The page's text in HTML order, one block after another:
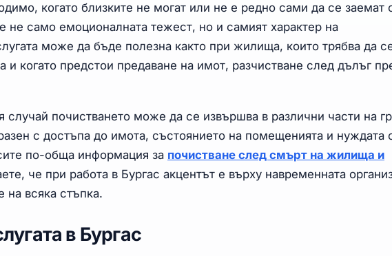
когато близките не могат или не е редно сами да се заемат
не само емоционалната тежест, но и самият характер на
може да бъде полезна както при жилища, които трябва да
и когато предстои предаване на имот, разчистване след дълъг
случай почистването може да се извършва в различни части на
с достъпа до имота, състоянието на помещенията и нуждата
по-обща информация за почистване след смърт на жилища и
че при работа в Бургас акцентът е върху навременната
на всяка стъпка.
в Бургас